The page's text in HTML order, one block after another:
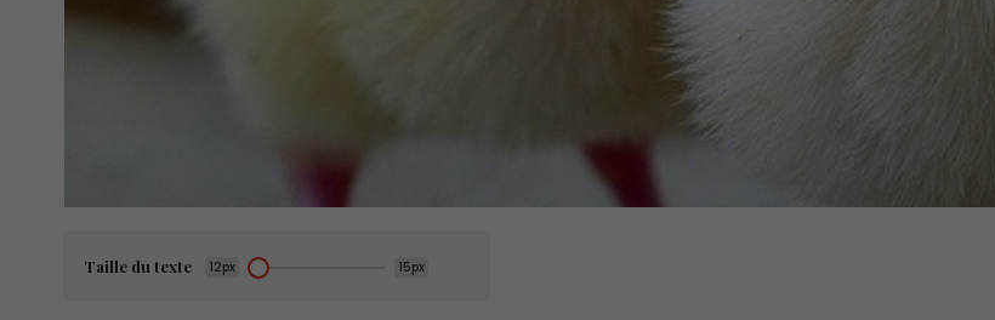
Taille du texte 12px 15px